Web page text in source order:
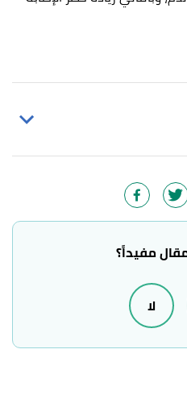
healthline ,
,nhs,
, 30/10/
مفيداً؟
لا